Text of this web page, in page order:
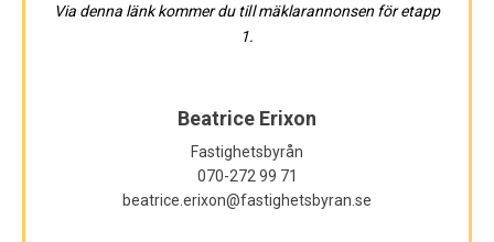
Via denna länk kommer du till mäklarannonsen för etapp
1.
Beatrice Erixon
Fastighetsbyrån
070-272 99 71
beatrice.erixon@fastighetsbyran.se